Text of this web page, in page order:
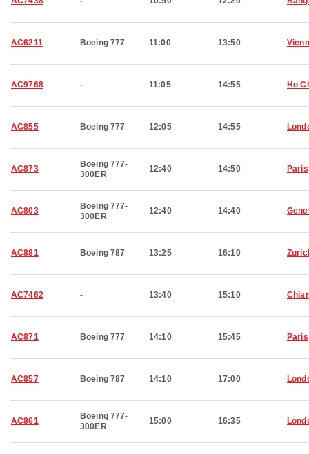
AC6211 Boeing 777 11:00 13:50
AC9768 - 11:05 14:55 Ho
AC855 Boeing 777 12:05 14:55
AC873
Boeing 777-
300ER
12:40 14:50 Paris
AC803
Boeing 777-
300ER
12:40 14:40
AC881 Boeing 787 13:25 16:10
AC7462 - 13:40 15:10
AC871 Boeing 777 14:10 15:45 Paris
AC857 Boeing 787 14:10 17:00
AC861
Boeing 777-
300ER
15:00 16:35